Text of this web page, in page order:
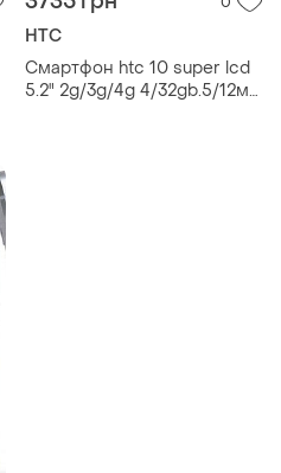
HTC
Смартфон htc 10 super lcd
5.2" 2g/3g/4g 4/32gb.5/12мп